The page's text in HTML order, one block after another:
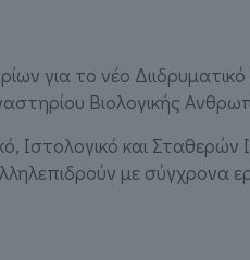
για το νέο
Βιολογικής
Ιστολογικό και
με σύγχρονα